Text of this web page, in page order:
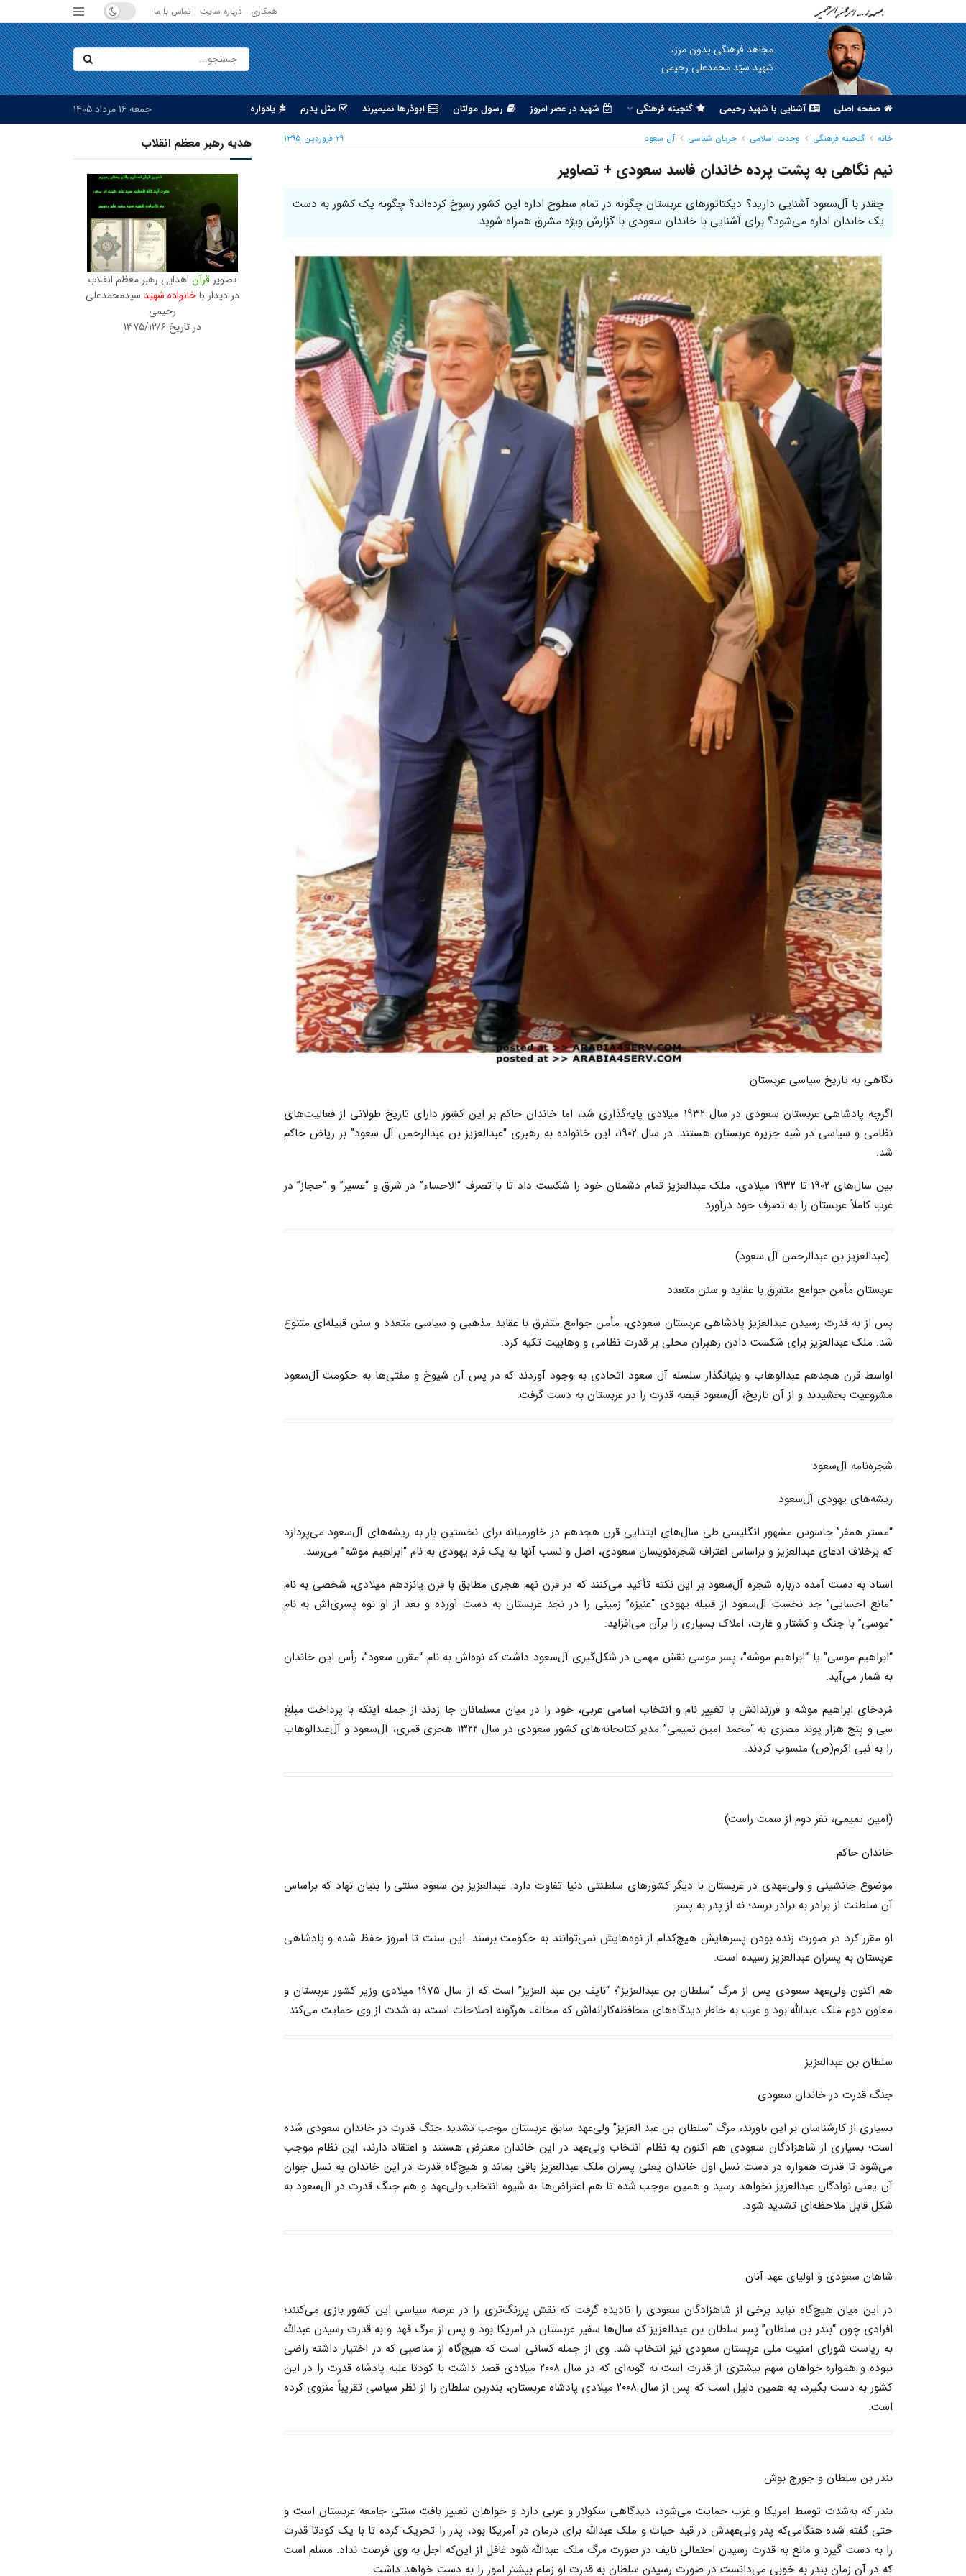
همکاری درباره سایت تماس با ما
مجاهد فرهنگی بدون مرز،
شهید سیّد محمدعلی رحیمی
صفحه اصلی آشنایی با شهید رحیمی گنجینه فرهنگی شهید در عصر امروز رسول مولتان ابوذرها نمیمیرند مثل پدرم یادواره جمعه ۱۶ مرداد ۱۴۰۵
۲۹ فروردین ۱۳۹۵ خانه گنجینه فرهنگی وحدت اسلامی جریان شناسی آل سعود
نیم‌ نگاهی به پشت پرده خاندان فاسد سعودی + تصاویر
چقدر با آل‌سعود آشنایی دارید؟ دیکتاتورهای عربستان چگونه در تمام سطوح اداره این کشور رسوخ کرده‌اند؟ چگونه یک کشور به دست
یک خاندان اداره می‌شود؟ برای آشنایی با خاندان سعودی با گزارش ویژه مشرق همراه شوید.
نگاهی به تاریخ سیاسی عربستان
اگرچه پادشاهی عربستان سعودی در سال ۱۹۳۲ میلادی پایه‌گذاری شد، اما خاندان حاکم بر این کشور دارای تاریخ طولانی از فعالیت‌های
نظامی و سیاسی در شبه جزیره عربستان هستند. در سال ۱۹۰۲، این خانواده به رهبری “عبدالعزیز بن عبدالرحمن آل سعود” بر ریاض حاکم
شد.
بین سال‌های ۱۹۰۲ تا ۱۹۳۲ میلادی، ملک عبدالعزیز تمام دشمنان خود را شکست داد تا با تصرف “الاحساء” در شرق و “عسیر” و “حجاز” در
غرب کاملاً عربستان را به تصرف خود درآورد.
(عبدالعزیز بن عبدالرحمن آل سعود)
عربستان مأمن جوامع متفرق با عقاید و سنن متعدد
پس از به قدرت رسیدن عبدالعزیز پادشاهی عربستان سعودی، مأمن جوامع متفرق با عقاید مذهبی و سیاسی متعدد و سنن قبیله‌ای متنوع
شد. ملک عبدالعزیز برای شکست دادن رهبران محلی بر قدرت نظامی و وهابیت تکیه کرد.
اواسط قرن هجدهم عبدالوهاب و بنیانگذار سلسله آل سعود اتحادی به وجود آوردند که در پس آن شیوخ و مفتی‌ها به حکومت آل‌سعود
مشروعیت ‌بخشیدند و از آن تاریخ، آل‌سعود قبضه قدرت را در عربستان به دست گرفت.
شجره‌نامه آل‌سعود
ریشه‌های یهودی آل‌سعود
“مستر همفر” جاسوس مشهور انگلیسی طی سال‌های ابتدایی قرن هجدهم در خاورمیانه برای نخستین بار به ریشه‌های آل‌سعود می‌پردازد
که برخلاف ادعای عبدالعزیز و براساس اعتراف شجره‌نویسان سعودی، اصل و نسب آنها به یک فرد یهودی به نام “ابراهیم موشه” می‌رسد.
اسناد به دست آمده درباره شجره آل‌سعود بر این نکته تأکید می‌کنند که در قرن نهم هجری مطابق با قرن پانزدهم میلادی، شخصی به نام
“مانع احسایی” جد نخست آل‌سعود از قبیله یهودی “عنیزه” زمینی را در نجد عربستان به دست آورده و بعد از او نوه پسری‌اش به نام
“موسی” با جنگ و کشتار و غارت، املاک بسیاری را برآن می‌افزاید.
“ابراهیم موسی” یا “ابراهیم موشه”، پسر موسی نقش مهمی در شکل‌گیری آل‌سعود داشت که نوه‌اش به نام “مقرن سعود”، رأس این خاندان
به شمار می‌آید.
مُردخای ابراهیم موشه و فرزندانش با تغییر نام و انتخاب اسامی عربی، خود را در میان مسلمانان جا زدند از جمله اینکه با پرداخت مبلغ
سی و پنج هزار پوند مصری به “محمد امین تمیمی” مدیر کتابخانه‌های کشور سعودی در سال ۱۳۲۲ هجری قمری، آل‌سعود و آل‌عبدالوهاب
را به نبی اکرم(ص) منسوب کردند.
(امین تمیمی، نفر دوم از سمت راست)
خاندان حاکم
موضوع جانشینی و ولی‌عهدی در عربستان با دیگر کشورهای سلطنتی دنیا تفاوت دارد. عبدالعزیز بن سعود سنتی را بنیان نهاد که براساس
آن سلطنت از برادر به برادر برسد؛ نه از پدر به پسر.
او مقرر کرد در صورت زنده بودن پسرهایش هیچ‌کدام از نوه‌هایش نمی‌توانند به حکومت برسند. این سنت تا امروز حفظ شده و پادشاهی
عربستان به پسران عبدالعزیز رسیده است.
هم اکنون ولی‌عهد سعودی پس از مرگ “سلطان بن عبدالعزیز”؛ “نایف بن عبد العزیز” است که از سال ۱۹۷۵ میلادی وزیر کشور عربستان و
معاون دوم ملک عبدالله بود و غرب به خاطر دیدگاه‌های محافظه‌کارانه‌اش که مخالف هرگونه اصلاحات است، به شدت از وی حمایت می‌کند.
سلطان بن عبدالعزیز
جنگ قدرت در خاندان سعودی
بسیاری از کارشناسان بر این باورند،‌ مرگ “سلطان بن عبد العزیز” ولی‌عهد سابق عربستان موجب تشدید جنگ قدرت در خاندان سعودی شده
است؛ بسیاری از شاهزادگان سعودی هم اکنون به نظام انتخاب ولی‌عهد در این خاندان معترض هستند و اعتقاد دارند، این نظام موجب
می‌شود تا قدرت همواره در دست نسل اول خاندان یعنی پسران ملک عبدالعزیز باقی بماند و هیچ‌گاه قدرت در این خاندان به نسل جوان
آن یعنی نوادگان عبدالعزیز نخواهد رسید و همین موجب شده تا هم اعتراض‌ها به شیوه انتخاب ولی‌عهد و هم جنگ قدرت در آل‌سعود به
شکل قابل ملاحظه‌ای تشدید شود.
شاهان سعودی و اولیای عهد آنان
در این میان هیچ‌گاه نباید برخی از شاهزادگان سعودی را نادیده گرفت که نقش پررنگ‌تری را در عرصه سیاسی این کشور بازی می‌کنند؛
افرادی چون “بندر بن سلطان” پسر سلطان بن عبدالعزیز که سال‌ها سفیر عربستان در امریکا بود و پس از مرگ فهد و به قدرت رسیدن عبدالله
به ریاست شورای امنیت ملی عربستان سعودی نیز انتخاب شد. وی از جمله کسانی است که هیچ‌گاه از مناصبی که در اختیار داشته راضی
نبوده و همواره خواهان سهم بیشتری از قدرت است به گونه‌ای که در سال ۲۰۰۸ میلادی قصد داشت با کودتا علیه پادشاه قدرت را در این
کشور به دست بگیرد،‌ به همین دلیل است که پس از سال ۲۰۰۸ میلادی پادشاه عربستان، بندربن سلطان را از نظر سیاسی تقریباً منزوی کرده
است.
بندر بن سلطان و جورج بوش
بندر که به‌شدت توسط امریکا و غرب حمایت می‌شود، دیدگاهی سکولار و غربی دارد و خواهان تغییر بافت سنتی جامعه عربستان است و
حتی گفته شده هنگامی‌که پدر ولی‌عهدش در قید حیات و ملک عبدالله برای درمان در آمریکا بود، پدر را تحریک کرده تا با یک کودتا قدرت
را به دست گیرد و مانع به قدرت رسیدن احتمالی نایف در صورت مرگ ملک عبدالله شود غافل از این‌که اجل به وی فرصت نداد. مسلم است
که در آن زمان بندر به خوبی می‌دانست در صورت رسیدن سلطان به قدرت او زمام بیشتر امور را به دست خواهد داشت.
هدیه رهبر معظم انقلاب
تصویر قرآناهدایی رهبر معظم انقلاب
در دیدار باخانواده شهید سیدمحمدعلی
رحیمی
در تاریخ ۱۳۷۵/۱۲/۶